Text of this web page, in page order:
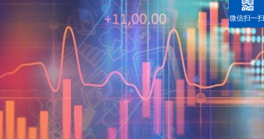
微信扫一扫